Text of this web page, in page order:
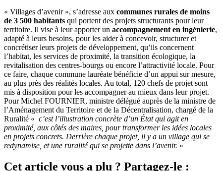
« Villages d’avenir », s’adresse aux communes rurales de moins
de 3 500 habitants qui portent des projets structurants pour leur
territoire. Il vise à leur apporter un accompagnement en ingénierie,
adapté à leurs besoins, pour les aider à concevoir, structurer et
concrétiser leurs projets de développement, qu’ils concernent
l’habitat, les services de proximité, la transition écologique, la
revitalisation des centres-bourgs ou encore l’attractivité locale. Pour
ce faire, chaque commune lauréate bénéficie d’un appui sur mesure,
au plus près des réalités locales. Au total, 120 chefs de projet sont
mis à disposition pour les accompagner au mieux dans leur projet.
Pour Michel FOURNIER, ministre délégué auprès de la ministre de
l’Aménagement du Territoire et de la Décentralisation, chargé de la
Ruralité « c’est l’illustration concrète d’un État qui agit en
proximité, aux côtés des maires, pour transformer les idées locales
en projets concrets. Derrière chaque projet, il y a un village qui se
redynamise, et une ruralité qui se projette dans l’avenir. »
Cet article vous a plu ? Partagez-le :